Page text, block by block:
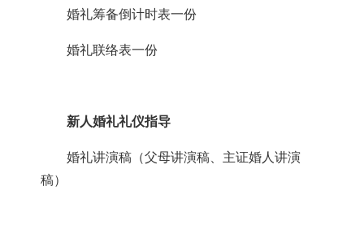
婚礼筹备倒计时表一份
婚礼联络表一份
新人婚礼礼仪指导
婚礼讲演稿（父母讲演稿、主证婚人讲演
稿）